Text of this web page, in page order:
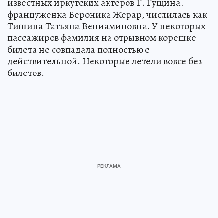
известных иркутских актеров Г. Гущина,
француженка Вероника Жерар, числилась как
Тишина Татьяна Вениаминовна. У некоторых
пассажиров фамилия на отрывном корешке
билета не совпадала полностью с
действительной. Некоторые летели вовсе без
билетов.